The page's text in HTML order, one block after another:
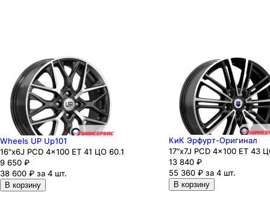
Wheels UP Up101
16"x6J PCD 4x100 ЕТ 41 ЦО 60.1
9 650 ₽
38 600 ₽ за 4 шт.
В корзину
КиК Эрфурт-Оригинал
17"x7J PCD 4x100 ЕТ 43
13 840 ₽
55 360 ₽ за 4 шт.
В корзину